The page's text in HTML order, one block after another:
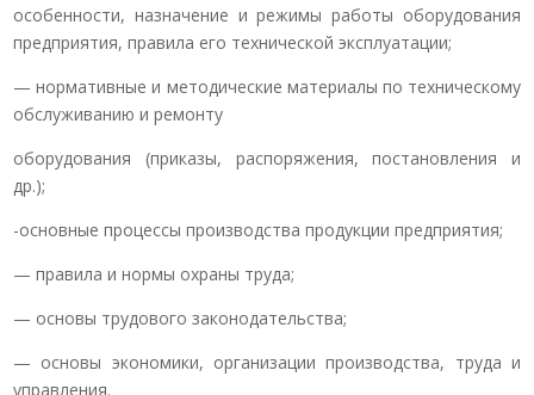
особенности, назначение и режимы работы оборудования
предприятия, правила его технической эксплуатации;
— нормативные и методические материалы по техническому
обслуживанию и ремонту
оборудования (приказы, распоряжения, постановления и
др.);
-основные процессы производства продукции предприятия;
— правила и нормы охраны труда;
— основы трудового законодательства;
— основы экономики, организации производства, труда и
управления.